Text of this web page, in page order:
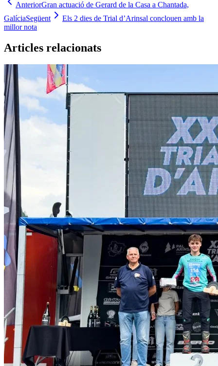
AnteriorGran actuació de Gerard de la Casa a Chantada,
GalíciaSegüent
Els 2 dies de Trial d’Arinsal conclouen amb la
millor nota
Articles relacionats